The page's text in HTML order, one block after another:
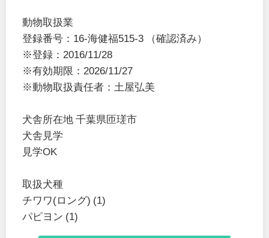
動物取扱業
登録番号：16-海健福515-3 （確認済み）
※登録：2016/11/28
※有効期限：2026/11/27
※動物取扱責任者：土屋弘美
犬舎所在地 千葉県匝瑳市
犬舎見学
見学OK
取扱犬種
チワワ(ロング) (1)
パピヨン (1)